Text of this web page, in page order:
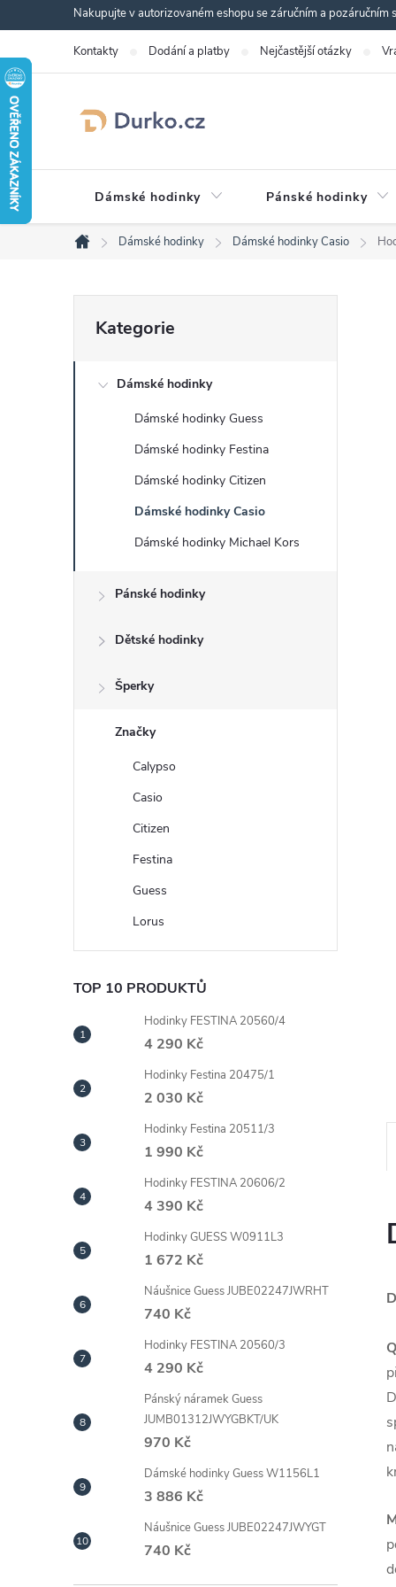
na
obsah
Nakupujte v autorizovaném eshopu se záručním a pozáručním
Kontakty Dodání a platby Nejčastější otázky
Dámské hodinky Pánské hodinky
Domů
Dámské hodinky Dámské hodinky Casio
o
n
kategorie
Kategorie
Dámské hodinky
Dámské hodinky Guess
Dámské hodinky Festina
Dámské hodinky Citizen
Dámské hodinky Casio
Dámské hodinky Michael Kors
Pánské hodinky
Dětské hodinky
Šperky
Značky
Calypso
Casio
Citizen
Festina
Guess
Lorus
TOP 10 PRODUKTŮ
Hodinky FESTINA 20560/4
4 290 Kč
Hodinky Festina 20475/1
2 030 Kč
Hodinky Festina 20511/3
1 990 Kč
Hodinky FESTINA 20606/2
4 390 Kč
Hodinky GUESS W0911L3
1 672 Kč
Náušnice Guess JUBE02247JWRHT
740 Kč
Hodinky FESTINA 20560/3
4 290 Kč
Pánský náramek Guess
JUMB01312JWYGBKT/UK
970 Kč
Dámské hodinky Guess W1156L1
3 886 Kč
Náušnice Guess JUBE02247JWYGT
740 Kč